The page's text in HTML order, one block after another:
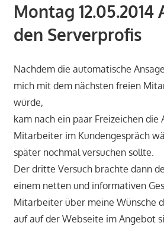
Montag 12.05.2014
den Serverprofis
Nachdem die automatische
mich mit dem nächsten freien
würde,
kam nach ein paar Freizeichen die
Mitarbeiter im Kundengespräch
später nochmal versuchen sollte.
Der dritte Versuch brachte dann
einem netten und informativen
Mitarbeiter über meine Wünsche
auf auf der Webseite im Angebot